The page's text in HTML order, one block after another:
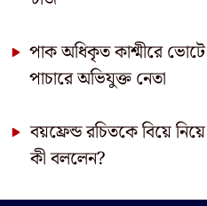
পাক অধিকৃত কাশ্মীরে
পাচারে অভিযুক্ত নেতা
বয়ফ্রেন্ড রচিতকে বিয়ে
কী বললেন?